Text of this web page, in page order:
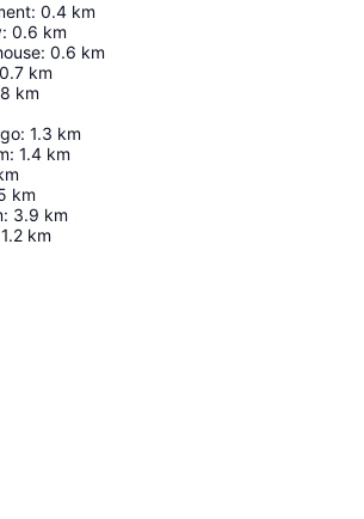
: 0.4 km
: 0.6 km
: 0.6 km
0.7 km
km
: 1.3 km
: 1.4 km
km
: 3.9 km
km